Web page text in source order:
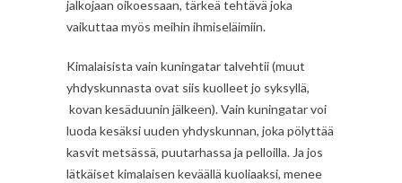
jalkojaan oikoessaan, tärkeä tehtävä joka
vaikuttaa myös meihin ihmiseläimiin.
Kimalaisista vain kuningatar talvehtii (muut
yhdyskunnasta ovat siis kuolleet jo syksyllä,
kovan kesäduunin jälkeen). Vain kuningatar voi
luoda kesäksi uuden yhdyskunnan, joka pölyttää
kasvit metsässä, puutarhassa ja pelloilla. Ja jos
lätkäiset kimalaisen keväällä kuoliaaksi, menee